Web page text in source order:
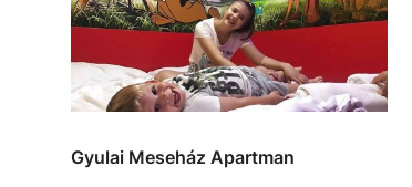
Gyulai Meseház Apartman